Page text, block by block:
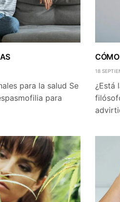
para la salud Se
para
18
¿Está